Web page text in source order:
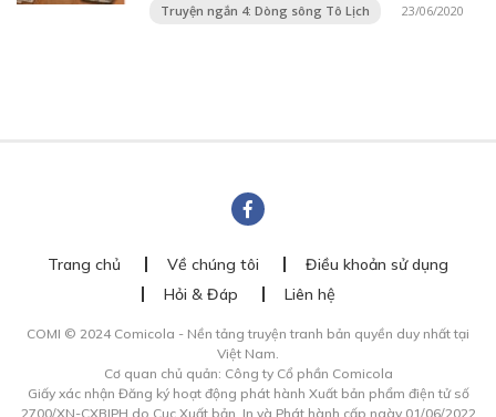
Truyện ngắn 4: Dòng sông Tô Lịch 23/06/2020
Trang chủ Về chúng tôi
Điều khoản sử dụng
Hỏi & Đáp
Liên hệ
COMI © 2024 Comicola - Nền tảng truyện tranh bản quyền duy nhất tại
Việt Nam.
Cơ quan chủ quản: Công ty Cổ phần Comicola
Giấy xác nhận Đăng ký hoạt động phát hành Xuất bản phẩm điện tử số
2700/XN-CXBIPH do Cục Xuất bản, In và Phát hành cấp ngày 01/06/2022